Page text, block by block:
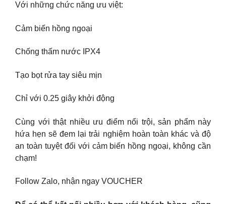
Với những chức năng ưu việt:
Cảm biến hồng ngoại
Chống thấm nước IPX4
Tạo bọt rửa tay siêu mịn
Chỉ với 0.25 giây khởi động
Cùng với thật nhiều ưu điểm nổi trội, sản phẩm này
hứa hẹn sẽ đem lại trải nghiệm hoàn toàn khác và độ
an toàn tuyệt đối với cảm biến hồng ngoại, không cần
chạm!
Follow Zalo, nhận ngay VOUCHER